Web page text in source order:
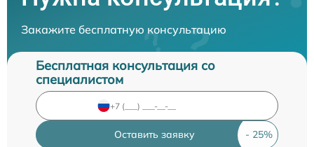
Закажите бесплатную консультацию
Бесплатная консультация со
специалистом
Оставить заявку